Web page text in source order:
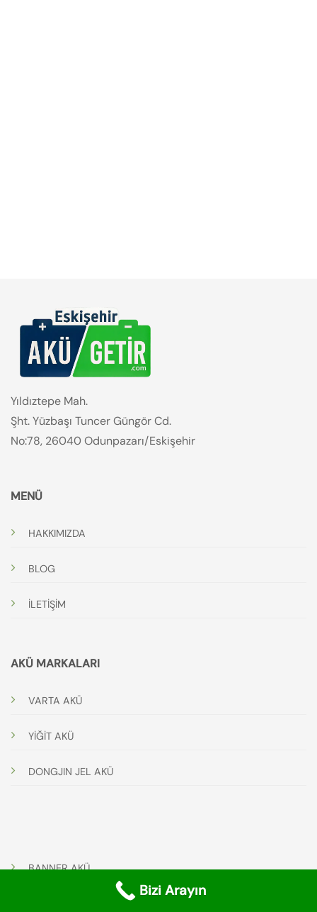
Yıldıztepe Mah.
Şht. Yüzbaşı Tuncer Güngör Cd.
No:78, 26040 Odunpazarı/Eskişehir
MENÜ
HAKKIMIZDA
BLOG
İLETİŞİM
AKÜ MARKALARI
VARTA AKÜ
YİĞİT AKÜ
DONGJIN JEL AKÜ
BANNER AKÜ
Bizi Arayın